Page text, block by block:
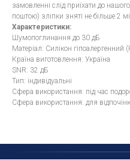
замовленні слід приїхати до
поштою) зліпки зняті не більше 2
Характеристики:
Шумопоглинання до 30 дБ
Матеріал: Силікон гіпоалергенний
Країна виготовлення: Україна
SNR: 32 дБ
Тип: індивідуальні
Сфера використання: під час
Сфера використання: для